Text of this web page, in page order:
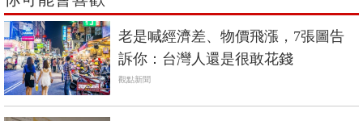
老是喊經濟差、物價飛漲，7張圖告
訴你：台灣人還是很敢花錢
觀點新聞